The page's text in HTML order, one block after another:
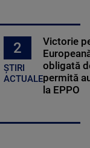
2
ȘTIRI
ACTUALE
Victorie
obligată
permită
la EPPO